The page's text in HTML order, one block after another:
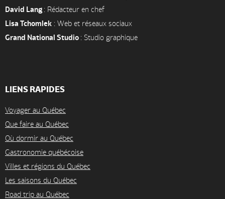
David Lang : Rédacteur en chef
Lisa Tchomlek : Web et réseaux sociaux
Grand National Studio : Studio graphique
LIENS RAPIDES
Voyager au Québec
Que faire au Québec
Où dormir au Québec
Gastronomie québécoise
Villes et régions du Québec
Les saisons du Québec
Road trip au Québec